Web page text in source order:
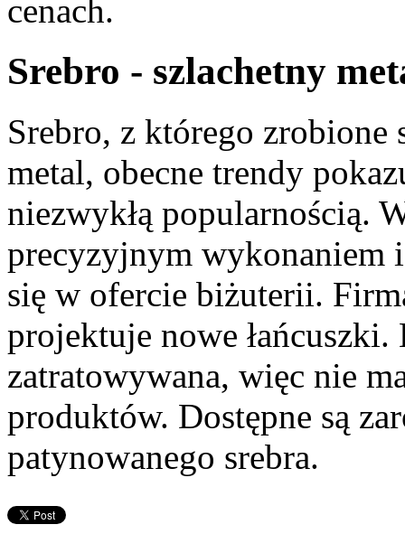
cenach.
Srebro - szlachetny
Srebro, z którego zrobione
metal, obecne trendy
niezwykłą popularnością.
precyzyjnym wykonaniem
się w ofercie biżuterii.
projektuje nowe
zatratowywana, więc nie
produktów. Dostępne są
patynowanego srebra.